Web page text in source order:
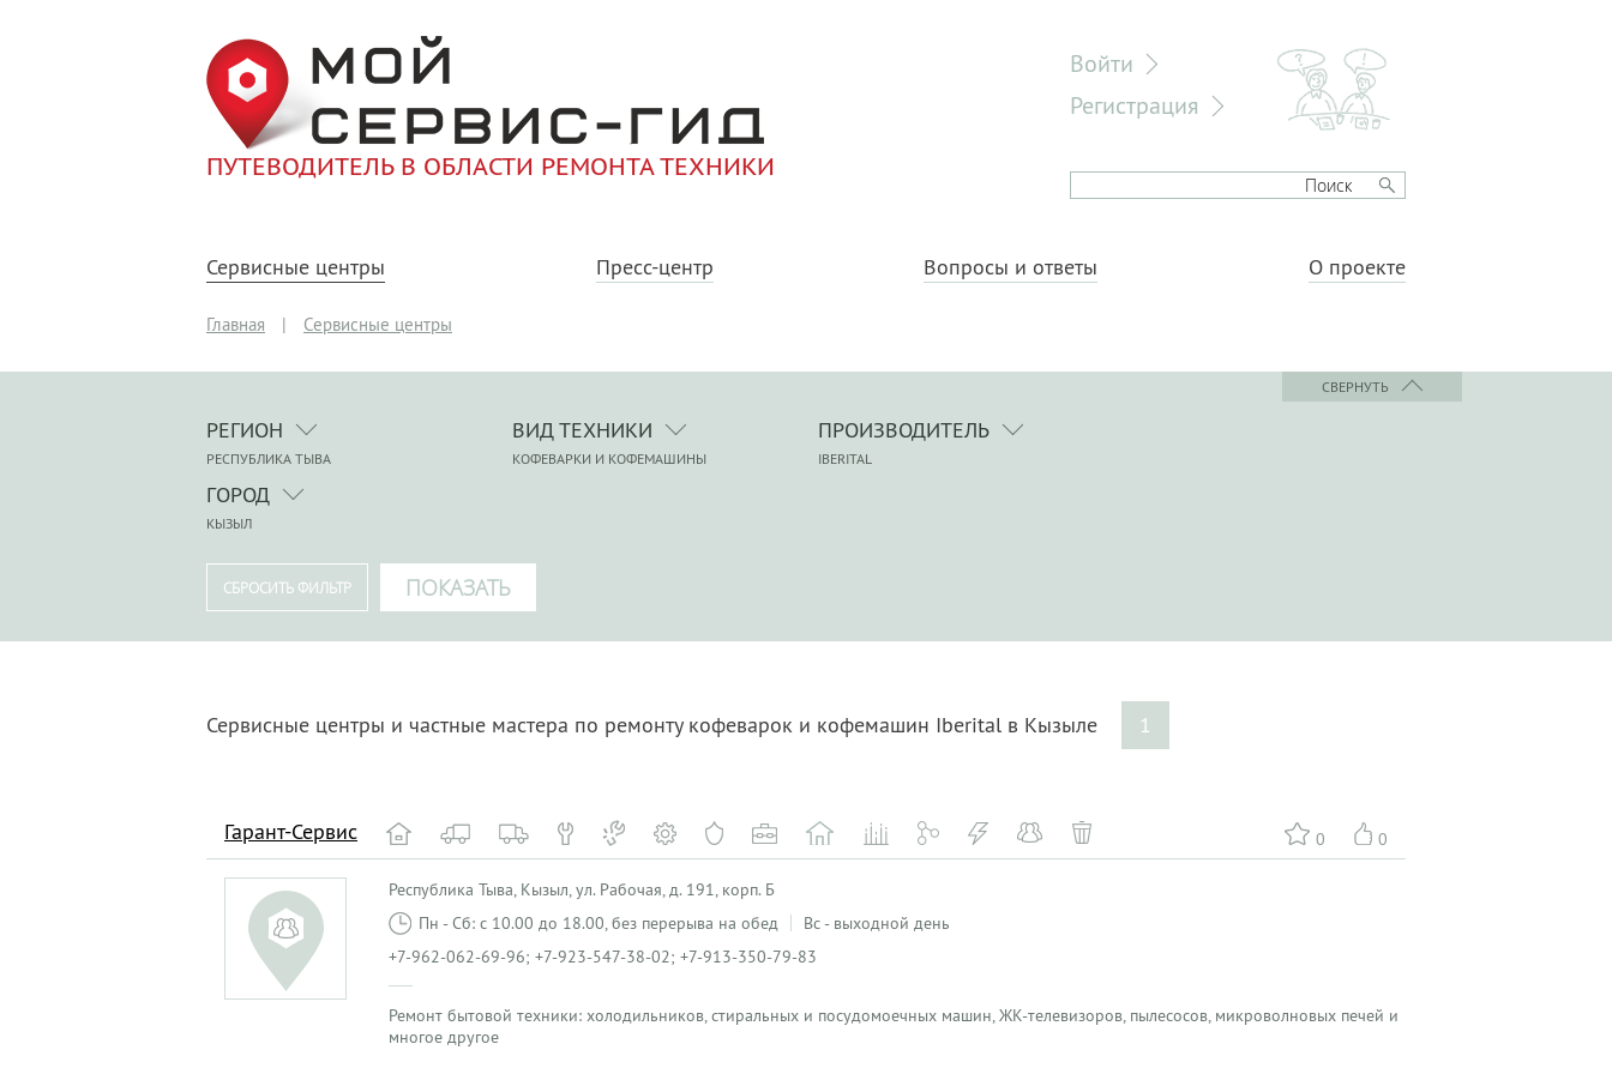
ПУТЕВОДИТЕЛЬ В ОБЛАСТИ РЕМОНТА ТЕХНИКИ
Войти
Регистрация
Сервисные центры Пресс-центр Вопросы и ответы О проекте
Главная | Сервисные центры
СВЕРНУТЬ
РЕГИОН
РЕСПУБЛИКА ТЫВА
ВИД ТЕХНИКИ
КОФЕВАРКИ И КОФЕМАШИНЫ
ПРОИЗВОДИТЕЛЬ
IBERITAL
ГОРОД
КЫЗЫЛ
Сервисные центры и частные мастера по ремонту кофеварок и кофемашин Iberital в Кызыле 1
0 0
Гарант-Сервис
Республика Тыва, Кызыл, ул. Рабочая, д. 191, корп. Б
Пн - Сб: с 10.00 до 18.00, без перерыва на обед
Вс - выходной день
+7-962-062-69-96; +7-923-547-38-02; +7-913-350-79-83
Ремонт бытовой техники: холодильников, стиральных и посудомоечных машин, ЖК-телевизоров, пылесосов, микроволновых печей и
многое другое